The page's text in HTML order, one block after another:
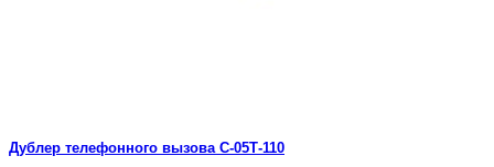
Дублер телефонного вызова С-05Т-110